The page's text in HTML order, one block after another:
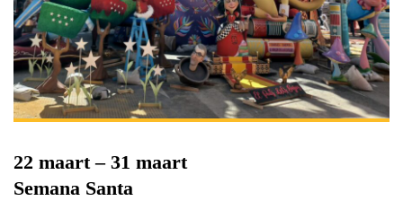
22 maart – 31 maart
Semana Santa